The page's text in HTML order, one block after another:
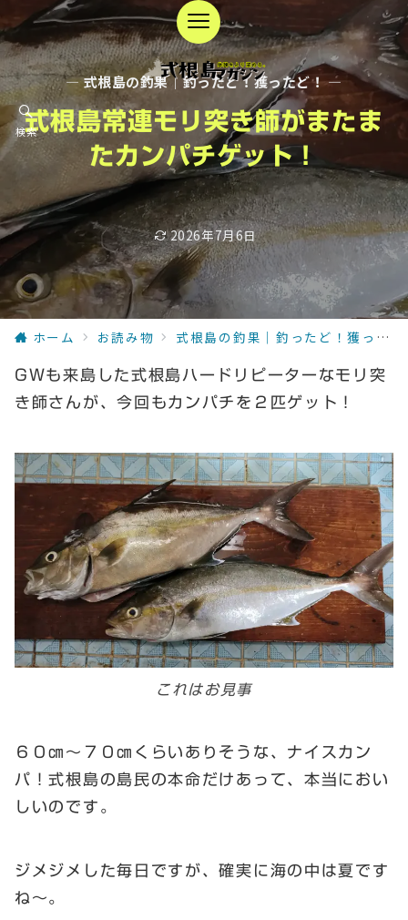
検索
— 式根島の釣果｜釣ったど！獲ったど！ —
式根島常連モリ突き師がまたま
たカンパチゲット！
2026年7月6日
ホーム お読み物 式根島の釣果｜釣ったど！獲ったど！
GWも来島した式根島ハードリピーターなモリ突
き師さんが、今回もカンパチを２匹ゲット！
これはお見事
６０㎝～７０㎝くらいありそうな、ナイスカン
パ！式根島の島民の本命だけあって、本当におい
しいのです。
ジメジメした毎日ですが、確実に海の中は夏です
ね～。